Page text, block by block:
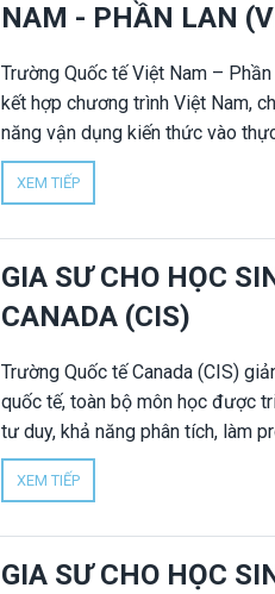
NAM - PHẦN LAN
Trường Quốc tế Việt Nam –
kết hợp chương trình Việt Nam,
năng vận dụng kiến thức vào
trải nghiệm, dự án và làm việc
khác biệt so với truyền thống,
học tại trường.
XEM TIẾP
GIA SƯ CHO HỌC
CANADA (CIS)
Trường Quốc tế Canada (CIS)
quốc tế, toàn bộ môn học được
tư duy, khả năng phân tích, làm
thuyết trình và kiểm tra định kỳ.
gia sư chuyên CIS để hỗ trợ
XEM TIẾP
GIA SƯ CHO HỌC